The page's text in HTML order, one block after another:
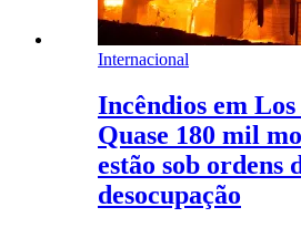
Internacional
Incêndios em Los
Quase 180 mil
estão sob ordens
desocupação